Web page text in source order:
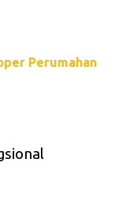
Perumahan